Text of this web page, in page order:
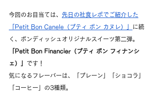
今回のお目当ては、 先日の社食レポでご紹介した
「Petit Bon Canele（プティ ボン カヌレ）」 に続
く、ボンディッシュオリジナルスイーツ第二弾。
「Petit Bon Financier（プティ ボン フィナンシ
ェ）」 です！
気になるフレーバーは、「プレーン」「ショコラ」
「コーヒー」の3種類。